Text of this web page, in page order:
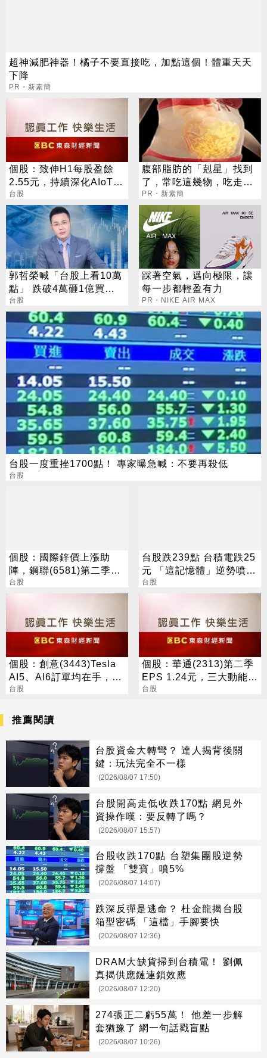
超神減肥神器！橘子不要直接吃，加點這個！體重天天
下降
PR・新素簡
個股：致伸H1每股盈餘
2.55元，持續深化AIoT、
AI智慧監控、機器人與車
用佈局
台股
腹部脂肪的「剋星」找到
了，常吃這幾物，吃走大
肚囊，瘦出小蠻腰
PR・新素簡
郭哲榮喊「台股上看10萬
點」 跌破4萬砸1億買
0050
台股
踩著空氣，邁向極限，讓
每一步都輕盈有力
PR・NIKE AIR MAX
台股一度重挫1700點！ 專家曝急喊：不要再殺低
台股
個股：國際鋅價上漲助
陣，鋼聯(6581)第二季
EPS 3.2元，近15個季度
台股
台股跌239點 台積電跌25
元 「這記憶體」逆勢噴
5%
台股
個股：創意(3443)Tesla
AI5、AI6訂單均在手，谷
歌Axion2 CPU出貨有上
台股
個股：華通(2313)第二季
EPS 1.24元，三大動能加
持，營運展望逐季向上
台股
推薦閱讀
台股資金大轉彎？ 達人揭背後關
鍵：玩法完全不一樣
(2026/08/07 17:50)
台股開高走低收跌170點 網見外
資操作嘆：要反轉了嗎？
(2026/08/07 15:57)
台股收跌170點 台塑集團股逆勢
撐盤 「雙寶」噴5%
(2026/08/07 14:07)
跌深反彈是逃命？ 杜金龍揭台股
箱型密碼 「這檔」手腳要快
(2026/08/07 12:36)
DRAM大缺貨掃到台積電！ 劉佩
真揭供應鏈連鎖效應
(2026/08/07 12:20)
274張正二虧55萬！ 他差一步解
套猶豫了 網一句話戳盲點
(2026/08/07 10:26)